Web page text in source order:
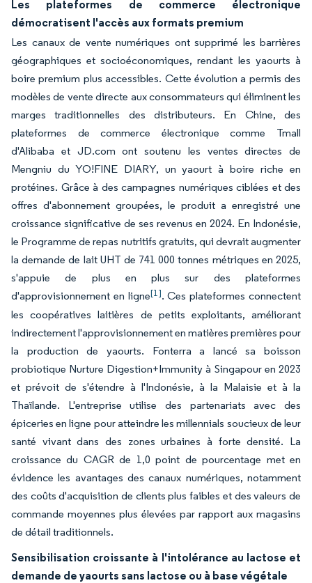
Les plateformes de commerce électronique
démocratisent l'accès aux formats premium
Les canaux de vente numériques ont supprimé les barrières
géographiques et socioéconomiques, rendant les yaourts à
boire premium plus accessibles. Cette évolution a permis des
modèles de vente directe aux consommateurs qui éliminent les
marges traditionnelles des distributeurs. En Chine, des
plateformes de commerce électronique comme Tmall
d'Alibaba et JD.com ont soutenu les ventes directes de
Mengniu du YO!FINE DIARY, un yaourt à boire riche en
protéines. Grâce à des campagnes numériques ciblées et des
offres d'abonnement groupées, le produit a enregistré une
croissance significative de ses revenus en 2024. En Indonésie,
le Programme de repas nutritifs gratuits, qui devrait augmenter
la demande de lait UHT de 741 000 tonnes métriques en 2025,
s'appuie de plus en plus sur des plateformes
d'approvisionnement en ligne[1]. Ces plateformes connectent
les coopératives laitières de petits exploitants, améliorant
indirectement l'approvisionnement en matières premières pour
la production de yaourts. Fonterra a lancé sa boisson
probiotique Nurture Digestion+Immunity à Singapour en 2023
et prévoit de s'étendre à l'Indonésie, à la Malaisie et à la
Thaïlande. L'entreprise utilise des partenariats avec des
épiceries en ligne pour atteindre les millennials soucieux de leur
santé vivant dans des zones urbaines à forte densité. La
croissance du CAGR de 1,0 point de pourcentage met en
évidence les avantages des canaux numériques, notamment
des coûts d'acquisition de clients plus faibles et des valeurs de
commande moyennes plus élevées par rapport aux magasins
de détail traditionnels.
Sensibilisation croissante à l'intolérance au lactose et
demande de yaourts sans lactose ou à base végétale